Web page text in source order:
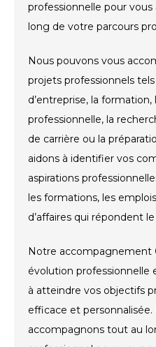
professionnelle pour
long de votre parcours
Nous pouvons vous
projets professionnels
d’entreprise, la formation,
professionnelle, la
de carrière ou la
aidons à identifier vos
aspirations
les formations, les
d’affaires qui répondent
Notre accompagnement
évolution professionnelle
à atteindre vos objectifs
efficace et personnalisée.
accompagnons tout au